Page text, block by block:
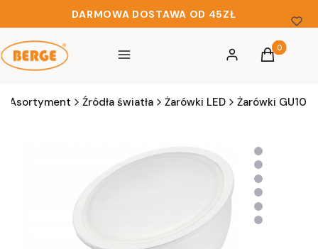
DARMOWA DOSTAWA OD 45ZŁ
Menu Zaloguj sięProdukty
Koszyk
Asortyment Źródła światła Żarówki LED Żarówki GU10